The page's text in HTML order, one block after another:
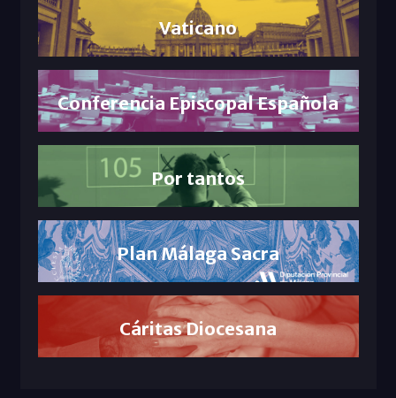
Vaticano
Conferencia Episcopal Española
Por tantos
Plan Málaga Sacra
Cáritas Diocesana